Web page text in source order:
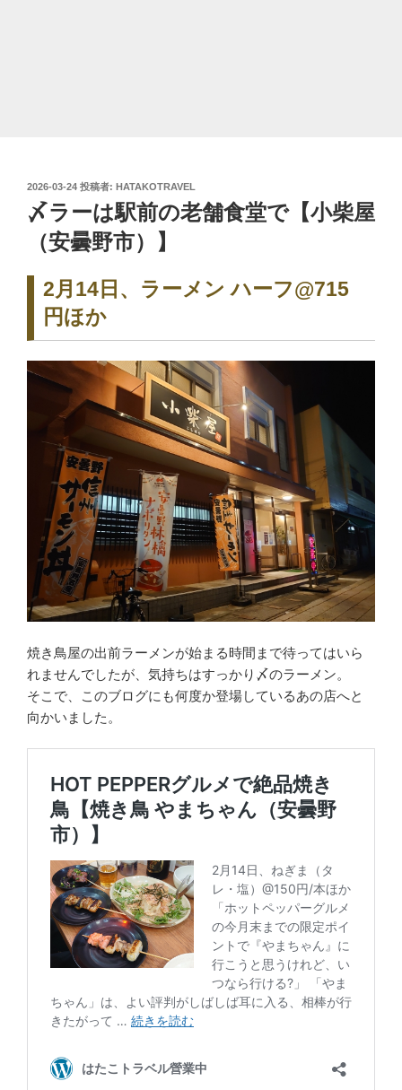
投
日:
2026-03-24 投稿者: HATAKOTRAVEL
〆ラーは駅前の老舗食堂で【小柴屋
（安曇野市）】
2月14日、ラーメン ハーフ@715
円ほか
焼き鳥屋の出前ラーメンが始まる時間まで待ってはいら
れませんでしたが、気持ちはすっかり〆のラーメン。
そこで、このブログにも何度か登場しているあの店へと
向かいました。